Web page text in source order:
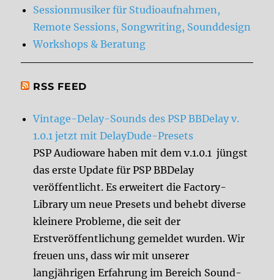
Sessionmusiker für Studioaufnahmen,
Remote Sessions, Songwriting, Sounddesign
Workshops & Beratung
RSS FEED
Vintage-Delay-Sounds des PSP BBDelay v.
1.0.1 jetzt mit DelayDude-Presets
PSP Audioware haben mit dem v.1.0.1 jüngst
das erste Update für PSP BBDelay
veröffentlicht. Es erweitert die Factory-
Library um neue Presets und behebt diverse
kleinere Probleme, die seit der
Erstveröffentlichung gemeldet wurden. Wir
freuen uns, dass wir mit unserer
langjährigen Erfahrung im Bereich Sound-